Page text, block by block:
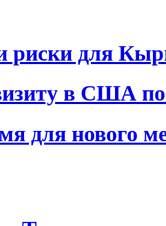
риски для
в США
для нового